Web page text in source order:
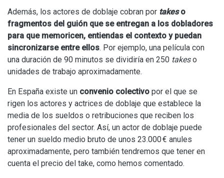
Además, los actores de doblaje cobran por takeso
fragmentos del guión que se entregan a los dobladores
para que memoricen, entiendas el contexto y puedan
sincronizarse entre ellos. Por ejemplo, una película con
una duración de 90 minutos se dividiría en 250 takeso
unidades de trabajo aproximadamente.
En España existe un convenio colectivo por el que se
rigen los actores y actrices de doblaje que establece la
media de los sueldos o retribuciones que reciben los
profesionales del sector. Así, un actor de doblaje puede
tener un sueldo medio bruto de unos 23.000 € anules
aproximadamente, pero también tendremos que tener en
cuenta el precio del take, como hemos comentado.